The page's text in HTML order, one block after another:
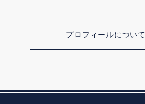
プロフィールについて